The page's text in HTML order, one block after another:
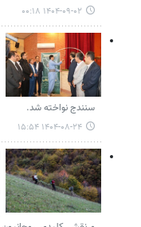
۱۴۰۴-۰۹-۰۲ ۰۰:۱۸
سنندج نواخته شد.
۱۴۰۴-۰۸-۲۴ ۱۵:۵۴